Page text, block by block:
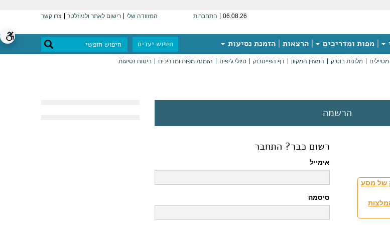
06.08.26 התחברות המזוודה שלי רישום לאתר ולניוזלטר צרו קשר
מפות ומדריכים הרצאות הזמנת נסיעות חיפוש יעדים
מלונות בוטיק המגזין המקוון דף הפייסבוק טיולי ג'יפים הזמנת מפות ומדריכים ביטוח נסיעות
הרשמה
של מסע
רשום כבר? התחבר
אימייל
סיסמה